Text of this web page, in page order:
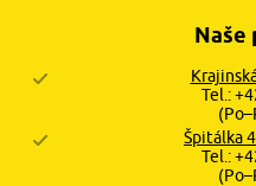
Naše
Tel.:
Špitálka
Tel.: